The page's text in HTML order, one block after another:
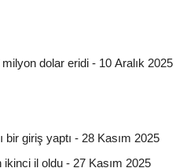
dolar eridi - 10 Aralık 2025
bir giriş yaptı - 28 Kasım 2025
ikinci il oldu - 27 Kasım 2025